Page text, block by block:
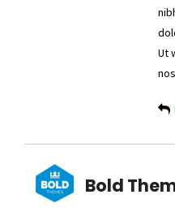
Ut
Bold